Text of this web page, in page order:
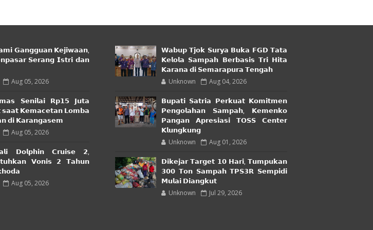
𝗚𝗮𝗻𝗴𝗴𝘂𝗮𝗻 𝗞𝗲𝗷𝗶𝘄𝗮𝗮𝗻,
𝗦𝗲𝗿𝗮𝗻𝗴 𝗜𝘀𝘁𝗿𝗶 𝗱𝗮𝗻
Aug 05, 2026
𝗦𝗲𝗻𝗶𝗹𝗮𝗶 𝗥𝗽𝟭𝟱 𝗝𝘂𝘁𝗮
𝘀𝗮𝗮𝘁 𝗞𝗲𝗺𝗮𝗰𝗲𝘁𝗮𝗻 𝗟𝗼𝗺𝗯𝗮
𝗱𝗶 𝗞𝗮𝗿𝗮𝗻𝗴𝗮𝘀𝗲𝗺
Aug 05, 2026
𝗗𝗼𝗹𝗽𝗵𝗶𝗻 𝗖𝗿𝘂𝗶𝘀𝗲 𝟮,
𝗩𝗼𝗻𝗶𝘀 𝟮 𝗧𝗮𝗵𝘂𝗻
Aug 05, 2026
𝗪𝗮𝗯𝘂𝗽 𝗧𝗷𝗼𝗸 𝗦𝘂𝗿𝘆𝗮 𝗕𝘂𝗸𝗮 𝗙𝗚𝗗 𝗧𝗮𝘁𝗮
𝗞𝗲𝗹𝗼𝗹𝗮 𝗦𝗮𝗺𝗽𝗮𝗵 𝗕𝗲𝗿𝗯𝗮𝘀𝗶𝘀 𝗧𝗿𝗶 𝗛𝗶𝘁𝗮
𝗞𝗮𝗿𝗮𝗻𝗮 𝗱𝗶 𝗦𝗲𝗺𝗮𝗿𝗮𝗽𝘂𝗿𝗮 𝗧𝗲𝗻𝗴𝗮𝗵
Unknown Aug 04, 2026
𝗕𝘂𝗽𝗮𝘁𝗶 𝗦𝗮𝘁𝗿𝗶𝗮 𝗣𝗲𝗿𝗸𝘂𝗮𝘁 𝗞𝗼𝗺𝗶𝘁𝗺𝗲𝗻
𝗣𝗲𝗻𝗴𝗼𝗹𝗮𝗵𝗮𝗻 𝗦𝗮𝗺𝗽𝗮𝗵, 𝗞𝗲𝗺𝗲𝗻𝗸𝗼
𝗣𝗮𝗻𝗴𝗮𝗻 𝗔𝗽𝗿𝗲𝘀𝗶𝗮𝘀𝗶 𝗧𝗢𝗦𝗦 𝗖𝗲𝗻𝘁𝗲𝗿
𝗞𝗹𝘂𝗻𝗴𝗸𝘂𝗻𝗴
Unknown Aug 01, 2026
𝗗𝗶𝗸𝗲𝗷𝗮𝗿 𝗧𝗮𝗿𝗴𝗲𝘁 𝟭𝟬 𝗛𝗮𝗿𝗶, 𝗧𝘂𝗺𝗽𝘂𝗸𝗮𝗻
𝟯𝟬𝟬 𝗧𝗼𝗻 𝗦𝗮𝗺𝗽𝗮𝗵 𝗧𝗣𝗦𝟯𝗥 𝗦𝗲𝗺𝗽𝗶𝗱𝗶
𝗠𝘂𝗹𝗮𝗶 𝗗𝗶𝗮𝗻𝗴𝗸𝘂𝘁
Unknown Jul 29, 2026